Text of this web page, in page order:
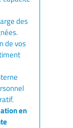
des
de vos
en